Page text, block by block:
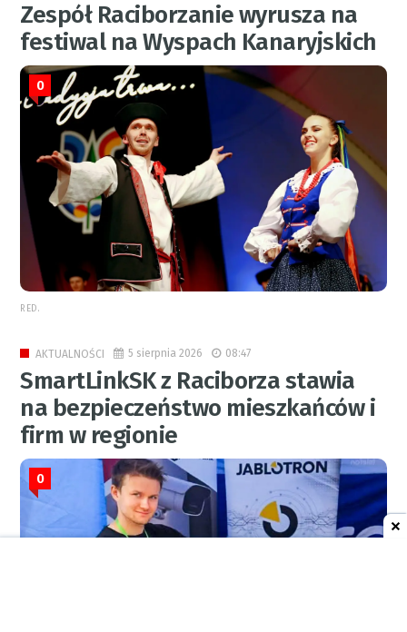
Zespół Raciborzanie wyrusza na
festiwal na Wyspach Kanaryjskich
0
RED.
AKTUALNOŚCI 5 sierpnia 2026 08:47
SmartLinkSK z Raciborza stawia
na bezpieczeństwo mieszkańców i
firm w regionie
0